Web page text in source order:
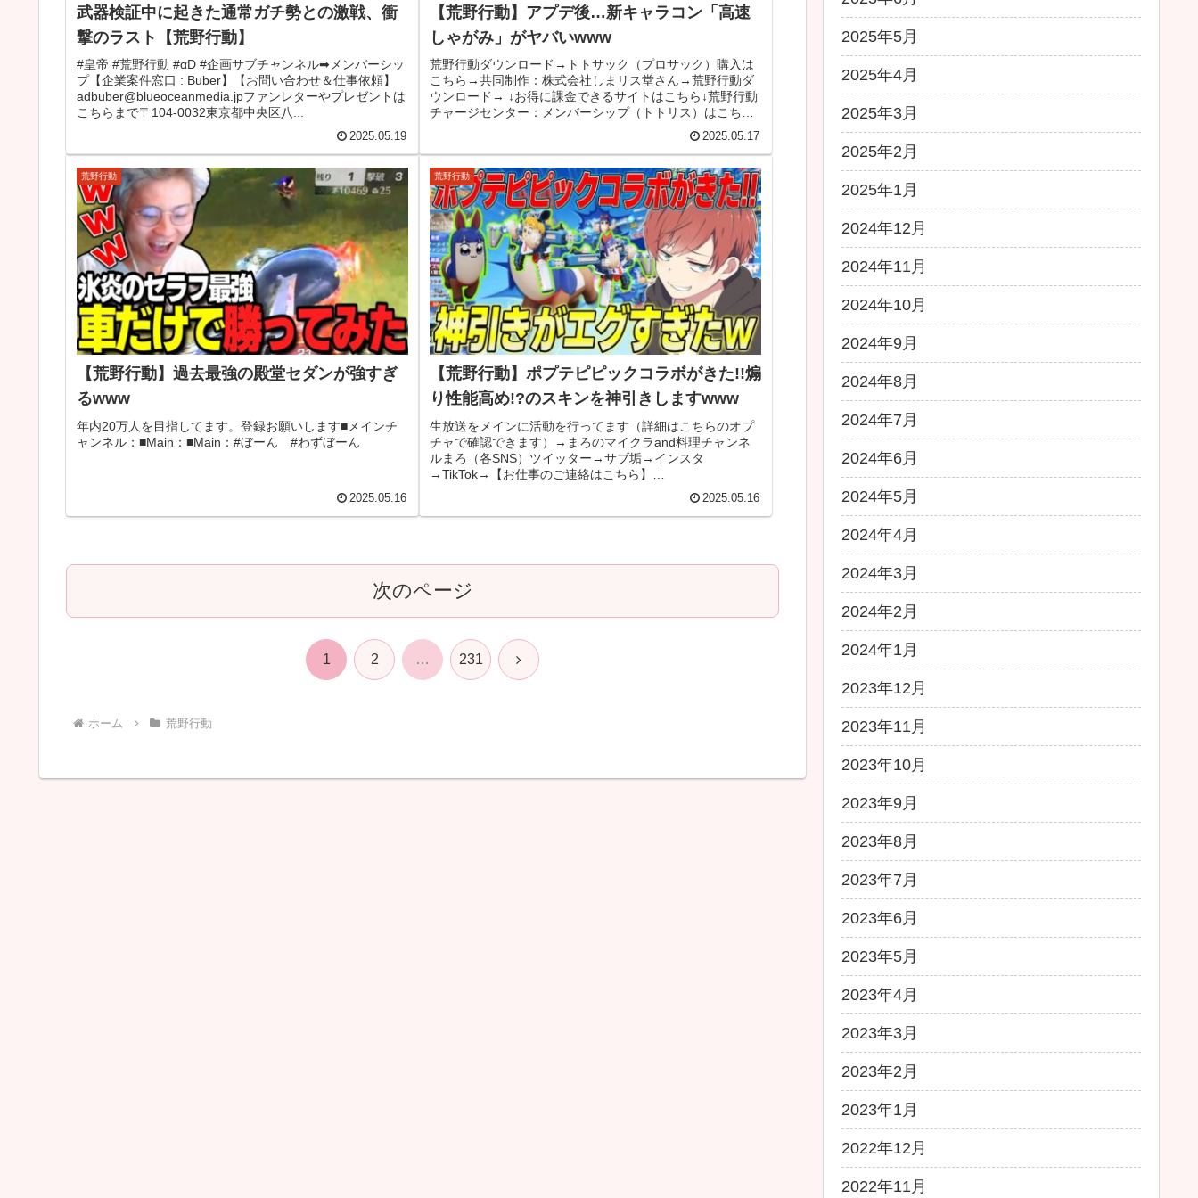
武器検証中に起きた通常ガチ勢との激戦、衝
撃のラスト【荒野行動】
#皇帝 #荒野行動 #αD #企画サブチャンネル➡メンバーシッ
プ【企業案件窓口 : Buber】【お問い合わせ＆仕事依頼】
adbuber@blueoceanmedia.jpファンレターやプレゼントは
こちらまで〒104-0032東京都中央区八...
2025.05.19
【荒野行動】アプデ後…新キャラコン「高速
しゃがみ」がヤバいwww
荒野行動ダウンロード→トトサック（プロサック）購入は
こちら→共同制作：株式会社しまリス堂さん→荒野行動ダ
ウンロード→ ↓お得に課金できるサイトはこちら↓荒野行動
チャージセンター：メンバーシップ（トトリス）はこち
2025.05.17
荒野行動
【荒野行動】過去最強の殿堂セダンが強すぎ
るwww
年内20万人を目指してます。登録お願いします■メインチ
ャンネル：■Main：■Main：#ぼーん #わずぼーん
2025.05.16
荒野行動
【荒野行動】ポプテピピックコラボがきた!!煽
り性能高め!?のスキンを神引きしますwww
生放送をメインに活動を行ってます（詳細はこちらのオプ
チャで確認できます）→まろのマイクラand料理チャンネ
ルまろ（各SNS）ツイッター→サブ垢→インスタ
→TikTok→【お仕事のご連絡はこちら】
2025.05.16
次のページ
1 2 … 231 次
ホーム 荒野行動
2025年5月
2025年4月
2025年3月
2025年2月
2025年1月
2024年12月
2024年11月
2024年10月
2024年9月
2024年8月
2024年7月
2024年6月
2024年5月
2024年4月
2024年3月
2024年2月
2024年1月
2023年12月
2023年11月
2023年10月
2023年9月
2023年8月
2023年7月
2023年6月
2023年5月
2023年4月
2023年3月
2023年2月
2023年1月
2022年12月
2022年11月